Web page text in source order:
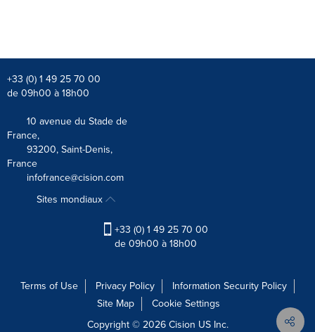
+33 (0) 1 49 25 70 00
de 09h00 à 18h00
10 avenue du Stade de
France,
93200, Saint-Denis,
France
infofrance@cision.com
Sites mondiaux
+33 (0) 1 49 25 70 00
de 09h00 à 18h00
Terms of Use Privacy Policy
Information Security Policy
Site Map
Cookie Settings
Copyright © 2026Cision US Inc.